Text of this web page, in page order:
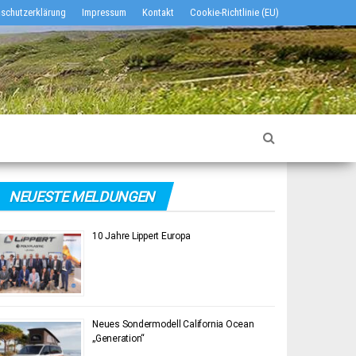
Impressum Kontakt Cookie-Richtlinie (EU)
NEUESTE MELDUNGEN
10 Jahre Lippert Europa
Neues Sondermodell California Ocean
„Generation“